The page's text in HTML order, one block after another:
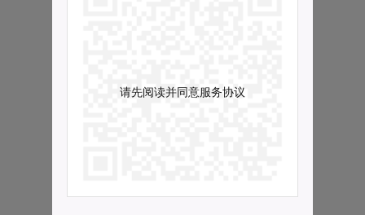
请先阅读并同意服务协议